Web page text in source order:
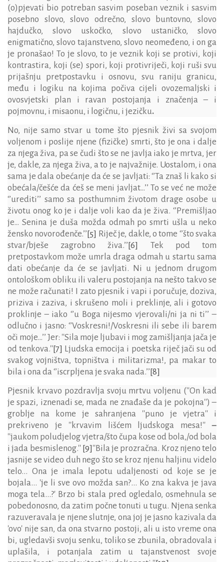
(o)pjevati bio potreban sasvim poseban veznik i sasvim
posebno slovo, slovo odrečno, slovo buntovno, slovo
hajdučko, slovo uskočko, slovo ustaničko, slovo
enigmatično, slovo tajanstveno, slovo neomeđeno, i on ga
je pronašao! To je slovo, to je veznik koji se protivi, koji
kontrastira, koji (se) spori, koji protivriječi, koji ruši svu
prijašnju pretpostavku i osnovu, svu raniju granicu,
među i logiku na kojima počiva cijeli ovozemaljski i
ovosvjetski plan i ravan postojanja i značenja – i
pojmovnu, i misaonu, i logičnu, i jezičku.
No, nije samo stvar u tome što pjesnik živi sa svojom
voljenom i poslije njene (fizičke) smrti, što je ona i dalje
za njega živa, pa se čudi što se ne javlja iako je mrtva, jer
je, dakle, za njega živa, a to je najvažnije. Uostalom, i ona
sama je dala obećanje da će se javljati: ‘’Ta znaš li kako si
obećala/češće da ćeš se meni javljat…’’ To se već ne može
‘’urediti’’ samo sa posthumnim životom drage osobe u
životu onog ko je i dalje voli kao da je živa. ‘’Premišljao
je… Senina je duša možda odmah po smrti ušla u neko
žensko novorođenče.’’[5] Riječ je, dakle, o tome ‘’što svaka
stvar/bješe zagrobno živa.’’[6]
Tek pod tom
pretpostavkom može umrla draga odmah u startu sama
dati obećanje da će se javljati. Ni u jednom drugom
ontološkom obliku ili valeru postojanja na nešto takvo se
ne može računati! I zato pjesnik i vapi i poručuje, doziva,
priziva i zaziva, i skrušeno moli i preklinje, ali i gotovo
proklinje – iako ‘’u Boga nijesmo vjerovali/ni ja ni ti’’ –
odlučno i jasno: ‘’Voskresni!/Voskresni ili sebe ili barem
oči moje…’’ Jer: ''Sila moje ljubavi i mog zamišljanja jača je
od tenkova.''[7] Ljudska emocija i poetska riječ jači su od
svakog vojništva, topništva i militarizma!, pa makar to
bila i ona da ‘’iscrpljena je svaka nada.’’[8]
Pjesnik krvavo pozdravlja svoju mrtvu voljenu (''On kad
je spazi, iznenadi se, mada ne znađaše da je pokojna'') –
groblje na kome je sahranjena ''puno je vjetra'' i
prekriveno je ''krvavim lišćem ljudskoga mesa!'' –
''jaukom poludjelog vjetra/što čupa kose od bola,/od bola
i jada besmislenog.'' [9]''Bila je prozračna. Kroz njeno telo
jasnije se video duh nego što se kroz njenu haljinu videlo
telo... Ona je imala lepotu udaljenosti od koje se je
bojala... 'je li sve ovo možda san?... Ko zna kakva je java
moga tela...?' Brzo bi stala pred ogledalo, osmehnula se
pobedonosno, da zatim počne tonuti u tugu. Njena senka
razuveravala je njene slutnje, ona joj je jasno kazivala da
'ovo' nije san, da ona stvarno postoji, ali u isto vreme ona
bi, ugledavši svoju senku, toliko se zbunila, obradovala i
uplašila, i potanjala zatim u tajanstvenost svoje